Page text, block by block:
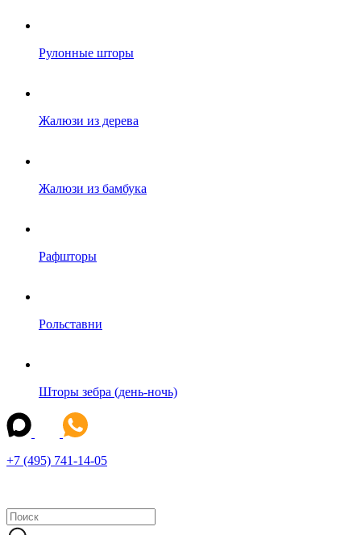
Рулонные шторы
Жалюзи из дерева
Жалюзи из бамбука
Рафшторы
Рольставни
Шторы зебра (день-ночь)
+7 (495) 741-14-05